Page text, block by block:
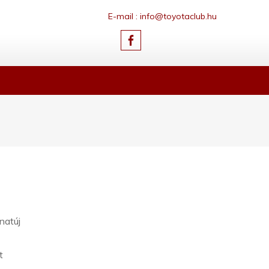
E-mail : info@toyotaclub.hu